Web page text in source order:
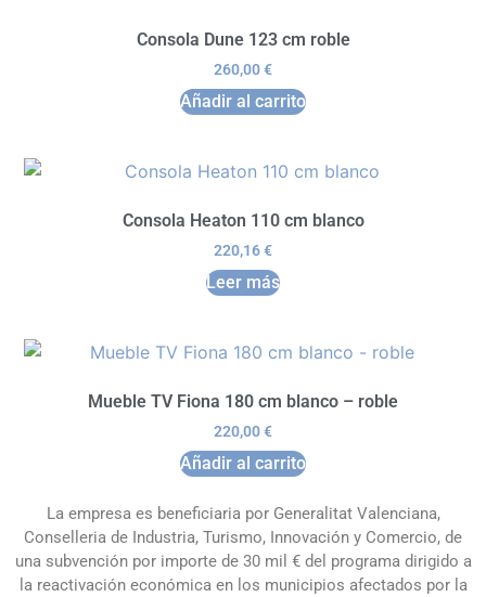
Consola Dune 123 cm roble
260,00€
Añadir al carrito
Consola Heaton 110 cm blanco
220,16€
Leer más
Mueble TV Fiona 180 cm blanco – roble
220,00€
Añadir al carrito
La empresa es beneficiaria por Generalitat Valenciana,
Conselleria de Industria, Turismo, Innovación y Comercio, de
una subvención por importe de 30 mil € del programa dirigido a
la reactivación económica en los municipios afectados por la